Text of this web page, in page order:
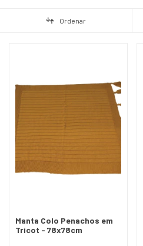
Ordenar
Manta Colo Penachos em
Tricot - 78x78cm